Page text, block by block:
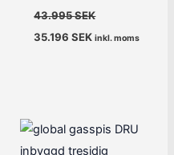
43.995SEK
35.196SEK inkl. moms